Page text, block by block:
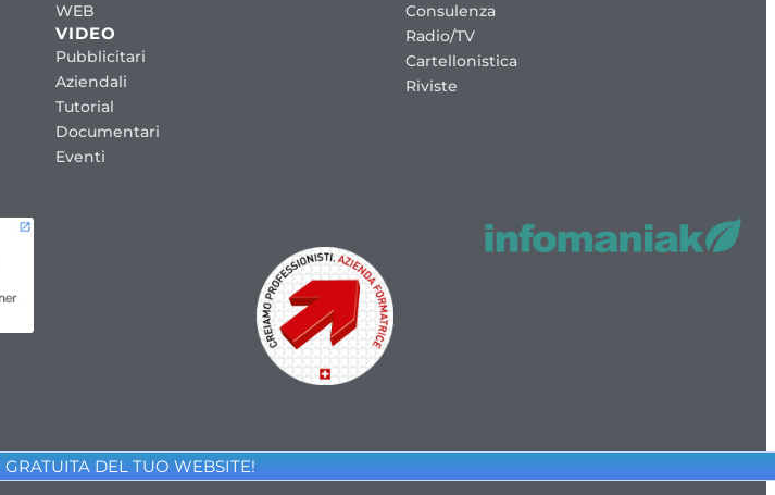
WEB
VIDEO
Pubblicitari
Aziendali
Tutorial
Documentari
Eventi
Consulenza
Radio/TV
Cartellonistica
Riviste
DEL TUO WEBSITE!